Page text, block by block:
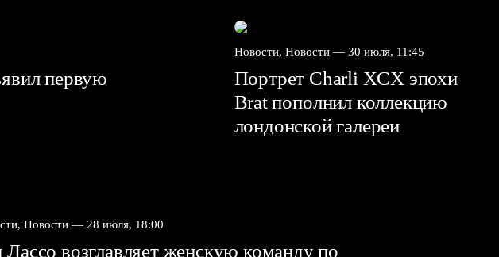
первую
Новости, Новости — 30 июля, 11:45
Портрет Charli XCX эпохи
Brat пополнил коллекцию
лондонской галереи
Новости — 28 июля, 18:00
Лассо возглавляет женскую команду по